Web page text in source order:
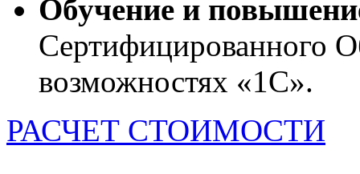
Обучение и
Сертифицированного
возможностях «1С».
РАСЧЕТ СТОИМОСТИ